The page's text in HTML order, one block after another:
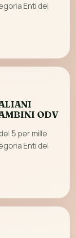
Enti del
ODV
5 per mille,
Enti del